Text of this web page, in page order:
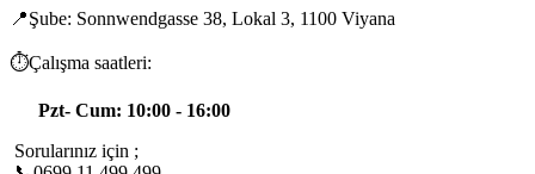
📍Şube: Sonnwendgasse 38, Lokal 3, 1100 Viyana
⏱️Çalışma saatleri:
Pzt- Cum: 10:00 - 16:00
Sorularınız için ;